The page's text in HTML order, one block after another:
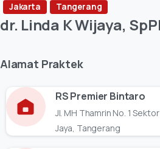
Jakarta Tangerang
dr. Linda KWijaya,
Alamat Praktek
RS Premier Bintaro
Jl. MH Thamrin No. 1
Jaya, Tangerang